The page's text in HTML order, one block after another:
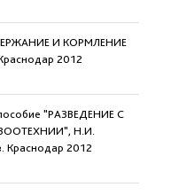
И КОРМЛЕНИЕ
2012
"РАЗВЕДЕНИЕ С
Н.И.
Краснодар 2012